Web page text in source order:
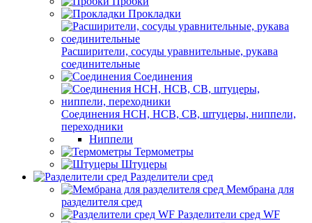
Прокладки
Расширители, сосуды уравнительные, рукава
соединительные
Соединения
Соединения НСН, НСВ, СВ, штуцеры, ниппели,
переходники
Ниппели
Термометры
Штуцеры
Разделители сред
Мембрана для
разделителя сред
Разделители сред WF